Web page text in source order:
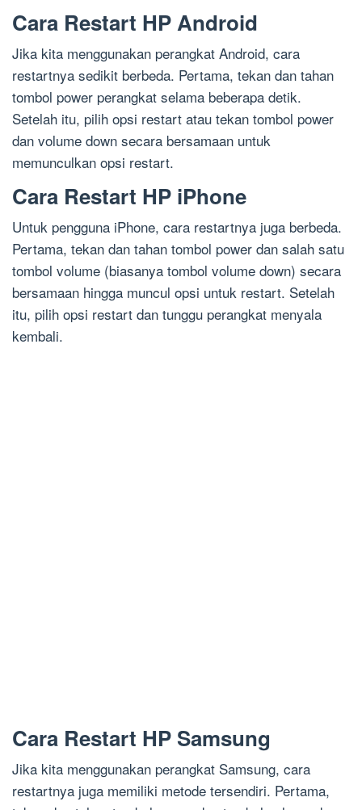
Cara Restart HP Android
Jika kita menggunakan perangkat Android, cara
restartnya sedikit berbeda. Pertama, tekan dan tahan
tombol power perangkat selama beberapa detik.
Setelah itu, pilih opsi restart atau tekan tombol power
dan volume down secara bersamaan untuk
memunculkan opsi restart.
Cara Restart HP iPhone
Untuk pengguna iPhone, cara restartnya juga berbeda.
Pertama, tekan dan tahan tombol power dan salah satu
tombol volume (biasanya tombol volume down) secara
bersamaan hingga muncul opsi untuk restart. Setelah
itu, pilih opsi restart dan tunggu perangkat menyala
kembali.
Cara Restart HP Samsung
Jika kita menggunakan perangkat Samsung, cara
restartnya juga memiliki metode tersendiri. Pertama,